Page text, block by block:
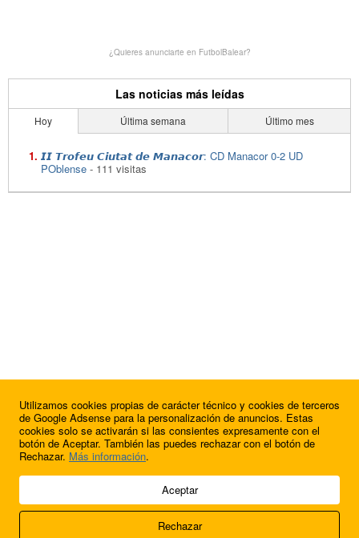
¿Quieres anunciarte en FutbolBalear?
Las noticias más leídas
Hoy Última semana Último mes
𝙄𝙄 𝙏𝙧𝙤𝙛𝙚𝙪 𝘾𝙞𝙪𝙩𝙖𝙩 𝙙𝙚 𝙈𝙖𝙣𝙖𝙘𝙤𝙧: CD Manacor 0-2 UD
POblense - 111 visitas
© 2009 - 2026 Soluciones Corporativas IP, SL.
Acerca de nosotros
Utilizamos cookies propias de carácter técnico y cookies de terceros
de Google Adsense para la personalización de anuncios. Estas
cookies solo se activarán si las consientes expresamente con el
botón de Aceptar. También las puedes rechazar con el botón de
Rechazar. Más información.
Aceptar
Rechazar